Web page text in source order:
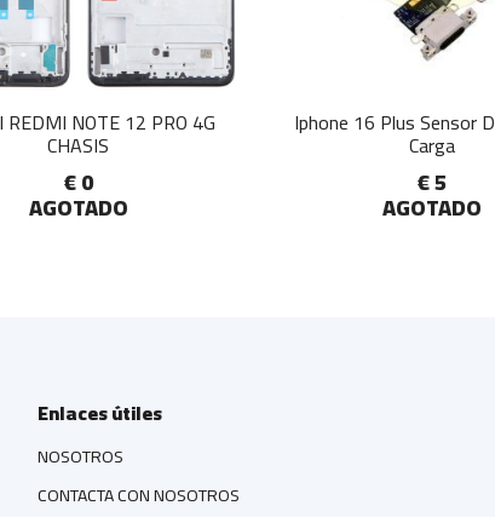
REDMI NOTE 12 PRO 4G
CHASIS
€ 0
AGOTADO
Iphone 16 Plus Sensor
Carga
€ 5
AGOTADO
Enlaces útiles
NOSOTROS
CONTACTA CON NOSOTROS